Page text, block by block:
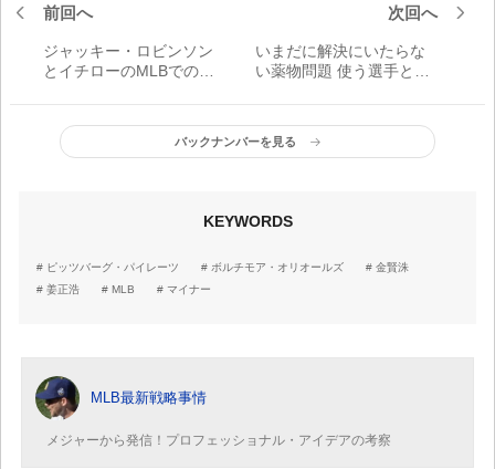
前回へ
ジャッキー・ロビンソン
とイチローのMLBでの立
次回へ
いまだに解決にいたらな
い薬物問題 使う選手と球
バックナンバーを見る
KEYWORDS
ピッツバーグ・パイレーツ ボルチモア・オリオールズ
金賢洙
姜正浩
MLB マイナー
MLB最新戦略事情
メジャーから発信！プロフェッショナル・アイデアの考察